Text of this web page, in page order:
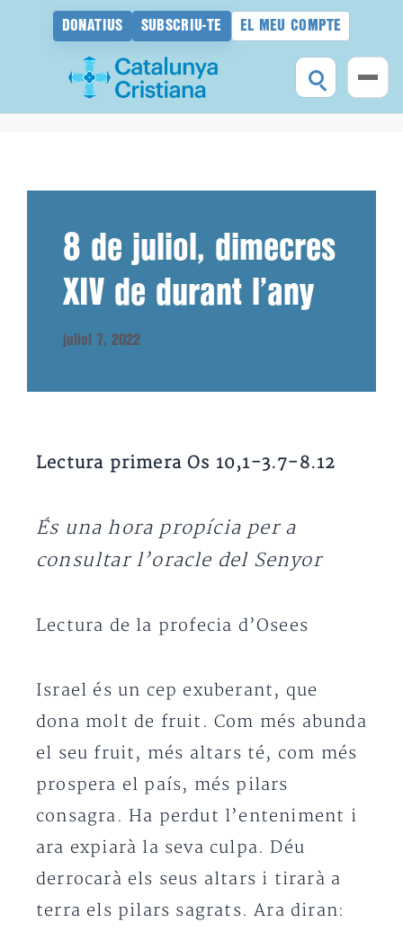
DONATIUS SUBSCRIU-TE EL MEU COMPTE
8 de juliol, dimecres
XIV de durant l’any
juliol 7, 2022
Lectura primera Os 10,1-3.7-8.12
És una hora propícia per a
consultar l’oracle del Senyor
Lectura de la profecia d’Osees
Israel és un cep exuberant, que
dona molt de fruit. Com més abunda
el seu fruit, més altars té, com més
prospera el país, més pilars
consagra. Ha perdut l’enteniment i
ara expiarà la seva culpa. Déu
derrocarà els seus altars i tirarà a
terra els pilars sagrats. Ara diran: